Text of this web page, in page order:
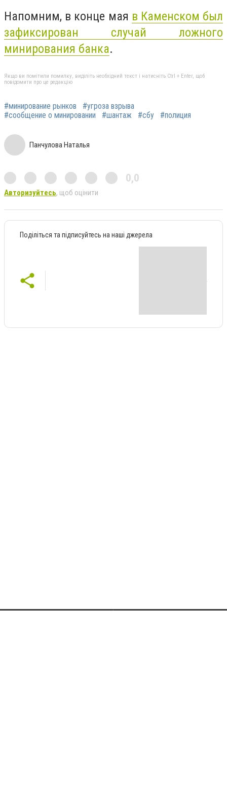
Напомним, в конце мая в Каменском был
зафиксирован случай ложного
минирования банка.
Якщо ви помітили помилку, виділіть необхідний текст і натисніть Ctrl + Enter, щоб
повідомити про це редакцію
#минирование рынков
#угроза взрыва
#сообщение о минировании
#шантаж #сбу #полиция
Панчулова Наталья
0,0
Авторизуйтесь, щоб оцінити
Поділіться та підписуйтесь на наші джерела